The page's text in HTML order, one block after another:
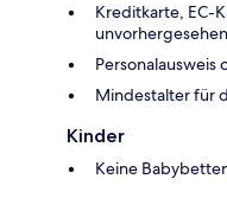
Kreditkarte, EC-
Personalausweis
Mindestalter für
Kinder
Keine